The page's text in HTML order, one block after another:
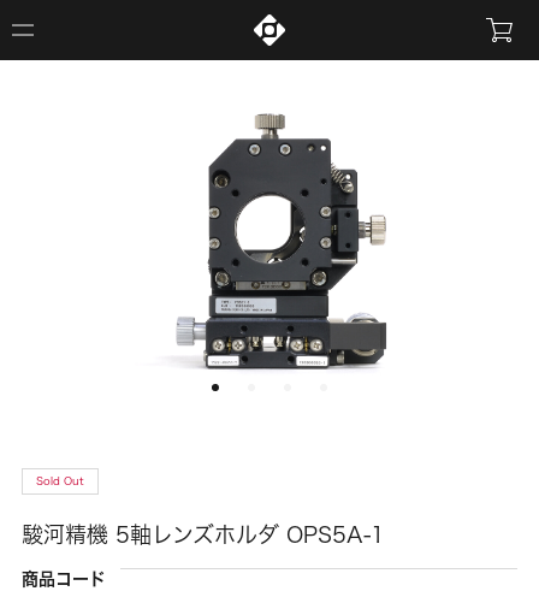
Sold Out
駿河精機 5軸レンズホルダ OPS5A-1
商品コード